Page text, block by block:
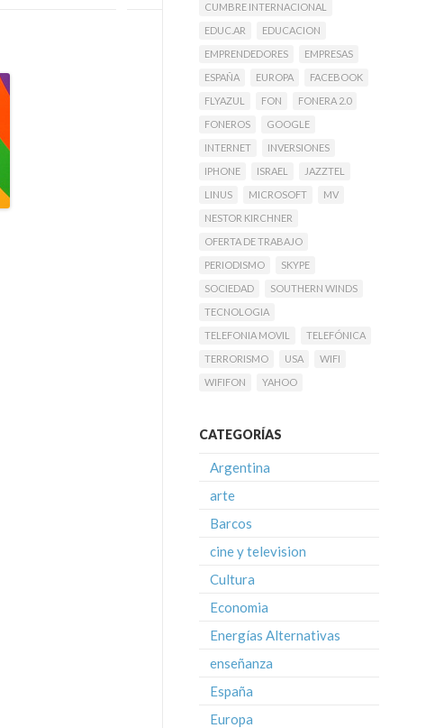
CUMBRE INTERNACIONAL
EDUC.AR
EDUCACION
EMPRENDEDORES
EMPRESAS
ESPAÑA
EUROPA
FACEBOOK
FLYAZUL
FON
FONERA 2.0
FONEROS
GOOGLE
INTERNET
INVERSIONES
IPHONE
ISRAEL
JAZZTEL
LINUS
MICROSOFT
MV
NESTOR KIRCHNER
OFERTA DE TRABAJO
PERIODISMO
SKYPE
SOCIEDAD
SOUTHERN WINDS
TECNOLOGIA
TELEFONIA MOVIL
TELEFÓNICA
TERRORISMO
USA
WIFI
WIFIFON
YAHOO
CATEGORÍAS
Argentina
arte
Barcos
cine y television
Cultura
Economia
Energías Alternativas
enseñanza
España
Europa